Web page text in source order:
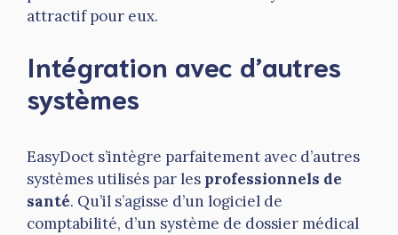
attractif pour eux.
Intégration avec d’autres
systèmes
EasyDoct s’intègre parfaitement avec d’autres
systèmes utilisés par les professionnels de
santé. Qu’il s’agisse d’un logiciel de
comptabilité, d’un système de dossier médical